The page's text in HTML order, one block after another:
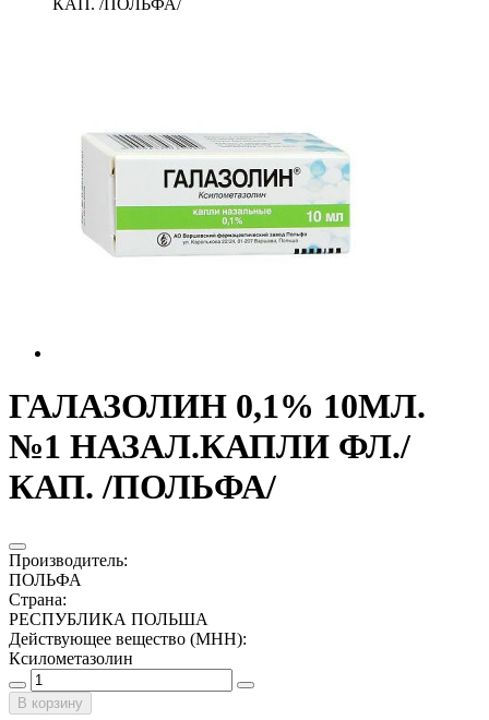
КАП. /ПОЛЬФА/
ГАЛАЗОЛИН 0,1% 10МЛ.
№1 НАЗАЛ.КАПЛИ ФЛ./
КАП. /ПОЛЬФА/
Производитель:
ПОЛЬФА
Страна:
РЕСПУБЛИКА ПОЛЬША
Действующее вещество (МНН):
Ксилометазолин
В корзину